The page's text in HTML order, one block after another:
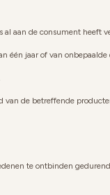
aan de consument heeft
één jaar of van onbepaalde
van de betreffende
te ontbinden